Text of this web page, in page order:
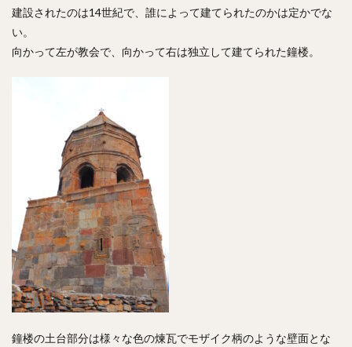
建設されたのは14世紀で、誰によって建てられたのかは定かでな
い。
向かって左が教会で、向かって右は独立して建てられた鐘楼。
鐘楼の土台部分は様々な色の煉瓦でモザイク柄のような壁面とな